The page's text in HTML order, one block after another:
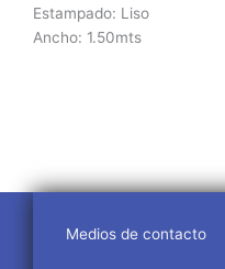
Estampado: Liso
Ancho: 1.50mts
Medios de contacto